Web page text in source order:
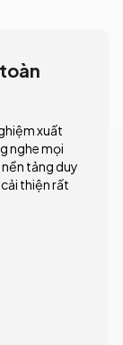
xuất
nghe mọi
tảng duy
thiện rất